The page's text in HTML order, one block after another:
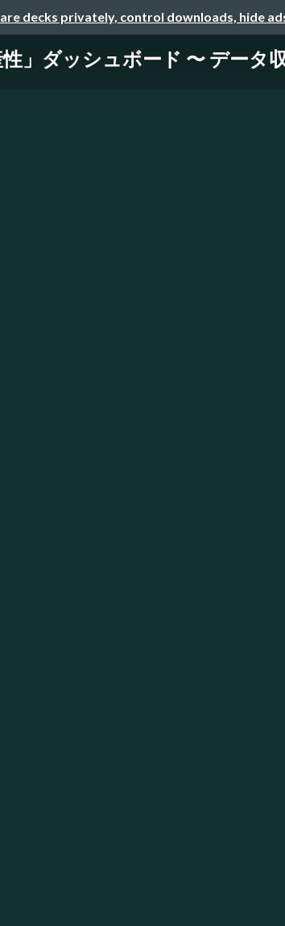
decks privately, control downloads, hide
」ダッシュボード 〜 データ